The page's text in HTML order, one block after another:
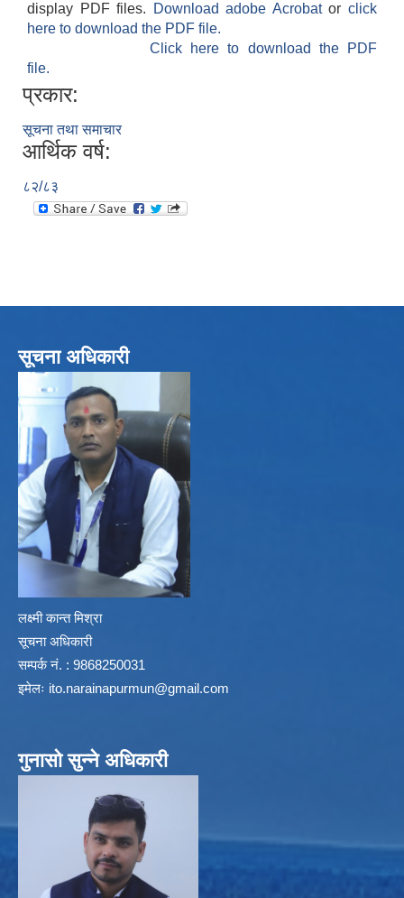
display PDF files.
Download adobe Acrobatorclick
here to download the PDF file.
Click here to download the PDF
file.
प्रकार:
सूचना तथा समाचार
आर्थिक वर्ष:
८२/८३
सूचना अधिकारी
लक्ष्मी कान्त मिश्रा
सूचना अधिकारी
सम्पर्क नं. : 9868250031
इमेलः ito.narainapurmun@gmail.com
गुनासो सुन्ने अधिकारी